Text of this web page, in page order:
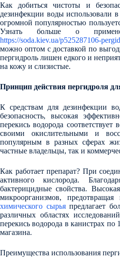
Как добиться чистоты и
дезинфекции воды использовали
огромной популярностью
Узнать больше о
https://soda.kiev.ua/p525287106-
можно оптом с доставкой по
пергидроль лишен едкого и
на кожу и слизистые.
Принцип действия пергидроля
К средствам для дезинфекции
безопасность, высокая
перекись водорода
своими окислительными и
популярным в разных сферах
частные владельцы, так и
Как работает препарат? При
активного кислорода.
бактерицидные свойства.
микроорганизмов,
химического сырьяпредлагает
различных областях
перекись водорода в канистрах
магазина.
Преимущества использования